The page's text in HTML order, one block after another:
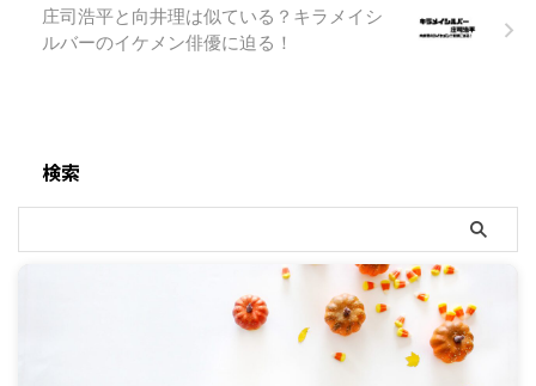
庄司浩平と向井理は似ている？キラメイシ
ルバーのイケメン俳優に迫る！
検索